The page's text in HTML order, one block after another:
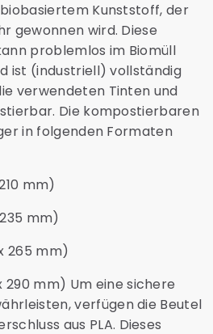
biobasiertem Kunststoff, der
gewonnen wird. Diese
problemlos im Biomüll
ist (industriell) vollständig
verwendeten Tinten und
Die kompostierbaren
in folgenden Formaten
mm)
mm)
265 mm)
290 mm) Um eine sichere
verfügen die Beutel
aus PLA. Dieses